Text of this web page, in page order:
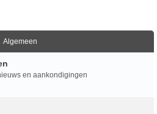
Algemeen
en aankondigingen